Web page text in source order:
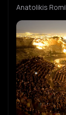
Anatolikis